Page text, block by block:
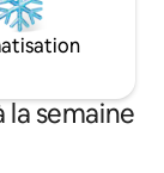
semaine